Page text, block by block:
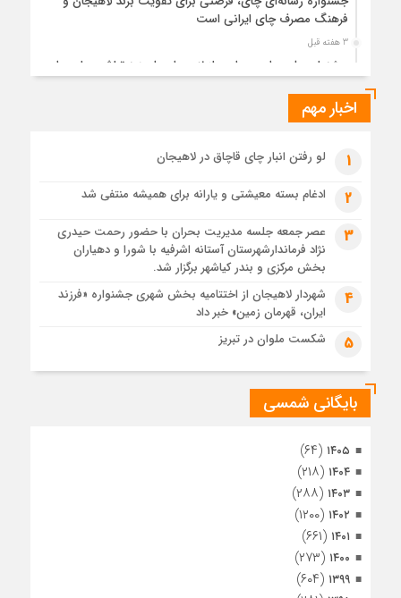
فرهنگ مصرف چای ایرانی است
3 هفته قبل
جشنواره ملی چای، حمایت از لاهیجان یا هزینه‌تراشی برای چای
ایرانی!؟
3 هفته قبل
4 هفته قبل
رئوف
تصاویر هوایی مراسم تشییع پیکر مطهر آقای شهید ایران – مشهد
مراسم تشییع پیکر مطهر آقای شهید ایران – مشهد
تصاویری از تراکم جمعیت حاضر در میدان ثورهالعشرین نجف
اشرف
اخبار مهم
1 لو رفتن انبار چای قاچاق در لاهیجان
2 ادغام بسته معیشتی و یارانه برای همیشه منتفی شد
3
عصر جمعه جلسه مدیریت بحران با حضور رحمت حیدری
نژاد فرماندارشهرستان آستانه اشرفیه با شورا و دهیاران
بخش مرکزی و بندر کیاشهر برگزار شد.
4
شهردار لاهیجان از اختتامیه بخش شهری جشنواره «فرزند
ایران، قهرمان زمین» خبر داد
5 شکست ملوان در تبریز
بایگانی شمسی
۱۴۰۵ (۶۴)
۱۴۰۴ (۲۱۸)
۱۴۰۳ (۲۸۸)
۱۴۰۲ (۱۲۰۰)
۱۴۰۱ (۶۶۱)
۱۴۰۰ (۲۷۳)
۱۳۹۹ (۶۰۴)